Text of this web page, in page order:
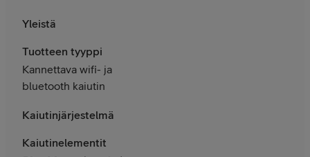
Yleistä
Tuotteen tyyppi
Kannettava wifi- ja
bluetooth kaiutin
Kaiutinjärjestelmä
Kaiutinelementit